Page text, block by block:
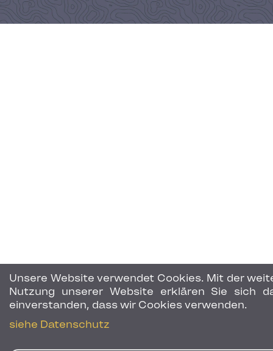
Unsere Website verwendet Cookies. Mit der
Nutzung unserer Website erklären Sie sich
einverstanden, dass wir Cookies verwenden.
siehe Datenschutz